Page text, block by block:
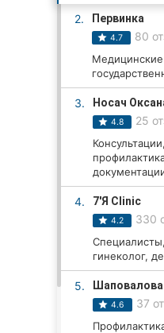
Частные клиники
Ветеринарные клиники
Автошколы
Рестораны
Все рубрики
Все города:
Кропивницкий
Винница
2. Первинка
4.7 80
Медицинские
3. Носач
4.8 25
4. 7'Я Clinic
4.2 330
гинеколог,
5.
4.6 37